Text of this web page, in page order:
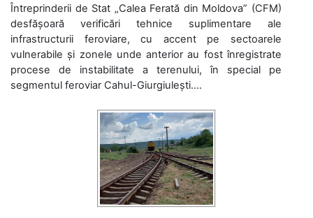
Întreprinderii de Stat „Calea Ferată din Moldova” (CFM)
desfășoară verificări tehnice suplimentare ale
infrastructurii feroviare, cu accent pe sectoarele
vulnerabile și zonele unde anterior au fost înregistrate
procese de instabilitate a terenului, în special pe
segmentul feroviar Cahul-Giurgiulești....